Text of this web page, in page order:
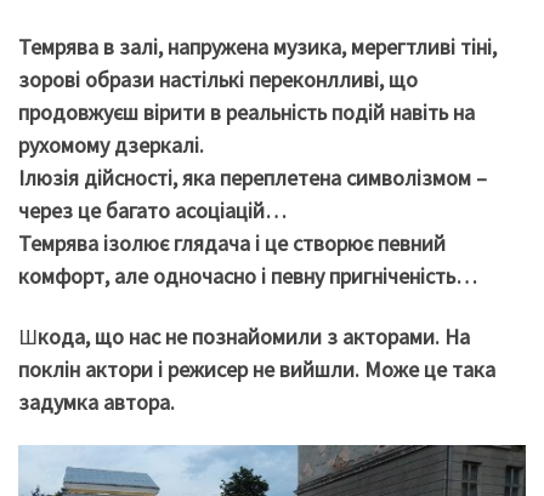
Темрява в залі, напружена музика, мерегтливі тіні,
зорові образи настількі переконлливі, що
продовжуєш вірити в реальність подій навіть на
рухомому дзеркалі.
Ілюзія дійсності, яка переплетена символізмом –
через це багато асоціацій…
Темрява ізолює глядача і це створює певний
комфорт, але одночасно і певну пригніченість…
Шкода, що нас не познайомили з акторами. На
поклін актори і режисер не вийшли. Може це така
задумка автора.